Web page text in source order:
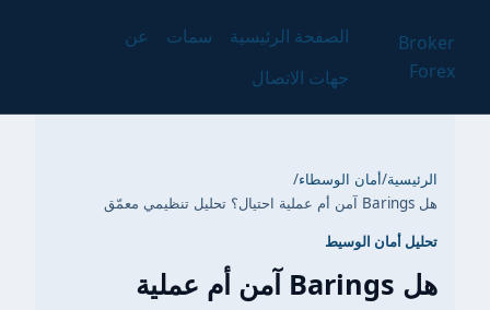
Broker
Forex
الصفحة الرئيسية سمات
عن
جهات الاتصال
الرئيسية/أمان الوسطاء/
هل Barings آمن أم عملية احتيال؟ تحليل تنظيمي معمّق
تحليل أمان الوسيط
هل Barings آمن أم عملية